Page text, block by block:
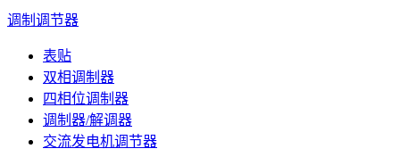
调制调节器
表贴
双相调制器
四相位调制器
调制器/解调器
交流发电机调节器